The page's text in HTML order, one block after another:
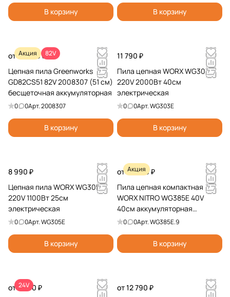
В корзину В корзину
Акция 82V
от 27 990 ₽
Цепная пила Greenworks
GD82CS51 82V 2008307 (51 см)
бесщеточная аккумуляторная
0 0Арт.2008307
В корзину
11 790 ₽
Пила цепная WORX WG303E
220V 2000Вт 40см
электрическая
0 0Арт.WG303E
В корзину
8 990 ₽
Цепная пила WORX WG305E
220V 1100Вт 25см
электрическая
0 0Арт.WG305E
В корзину
Акция
от 24 290 ₽
Пила цепная компактная
WORX NITRO WG385E 40V
40см аккумуляторная
бесщеточная
0 0Арт.WG385E.9
В корзину
24V
от 7 990 ₽
от 12 790 ₽